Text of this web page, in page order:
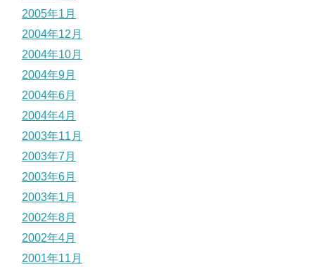
2005年1月
2004年12月
2004年10月
2004年9月
2004年6月
2004年4月
2003年11月
2003年7月
2003年6月
2003年1月
2002年8月
2002年4月
2001年11月